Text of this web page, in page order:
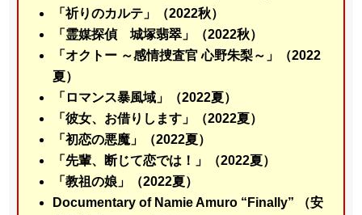
「祈りのカルテ」（2022秋）
「霊媒探偵 城塚翡翠」（2022秋）
「オクトー ～感情捜査官 心野朱梨～」（2022
夏）
「ロマンス暴風域」（2022夏）
「彼女、お借りします」（2022夏）
「初恋の悪魔」（2022夏）
「先輩、断じて恋では！」（2022夏）
「教祖の娘」（2022夏）
Documentary of Namie Amuro “Finally” （安